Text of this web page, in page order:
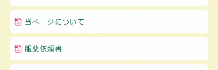
当ページについて
服薬依頼書